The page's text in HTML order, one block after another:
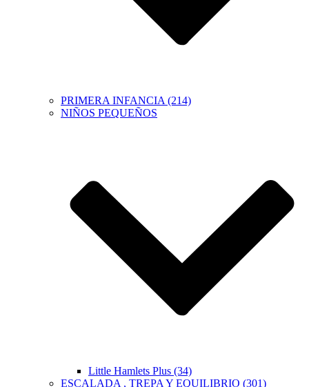
PRIMERA INFANCIA (214)
NIÑOS PEQUEÑOS
Little Hamlets Plus (34)
ESCALADA , TREPA Y EQUILIBRIO (301)